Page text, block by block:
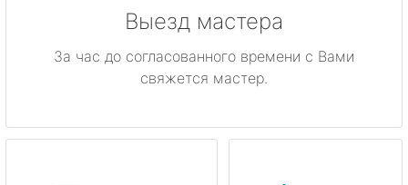
Выезд мастера
За час до согласованного времени с Вами
свяжется мастер.